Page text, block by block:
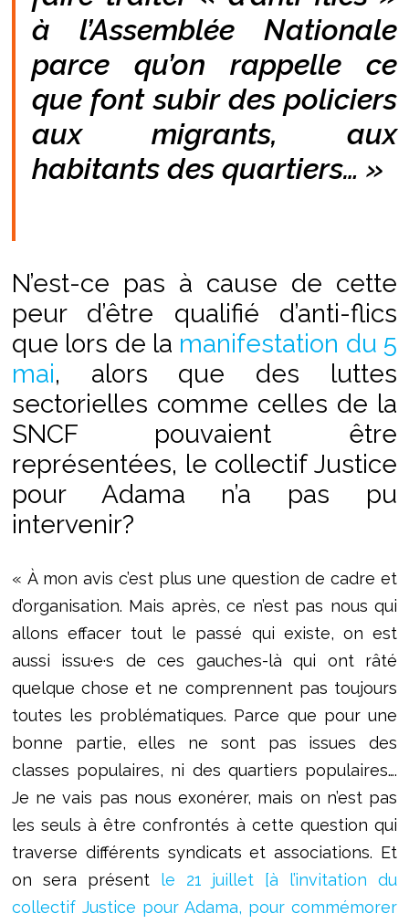
à l’Assemblée Nationale
parce qu’on rappelle ce
que font subir des policiers
aux migrants, aux
habitants des quartiers… »
N’est-ce pas à cause de cette
peur d’être qualifié d’anti-flics
que lors de la manifestation du 5
mai, alors que des luttes
sectorielles comme celles de la
SNCF pouvaient être
représentées, le collectif Justice
pour Adama n’a pas pu
intervenir?
« À mon avis c’est plus une question de cadre et
d’organisation. Mais après, ce n’est pas nous qui
allons effacer tout le passé qui existe, on est
aussi issu·e·s de ces gauches-là qui ont râté
quelque chose et ne comprennent pas toujours
toutes les problématiques. Parce que pour une
bonne partie, elles ne sont pas issues des
classes populaires, ni des quartiers populaires….
Je ne vais pas nous exonérer, mais on n’est pas
les seuls à être confrontés à cette question qui
traverse différents syndicats et associations. Et
on sera présent le 21 juillet [à l’invitation du
collectif Justice pour Adama, pour commémorer